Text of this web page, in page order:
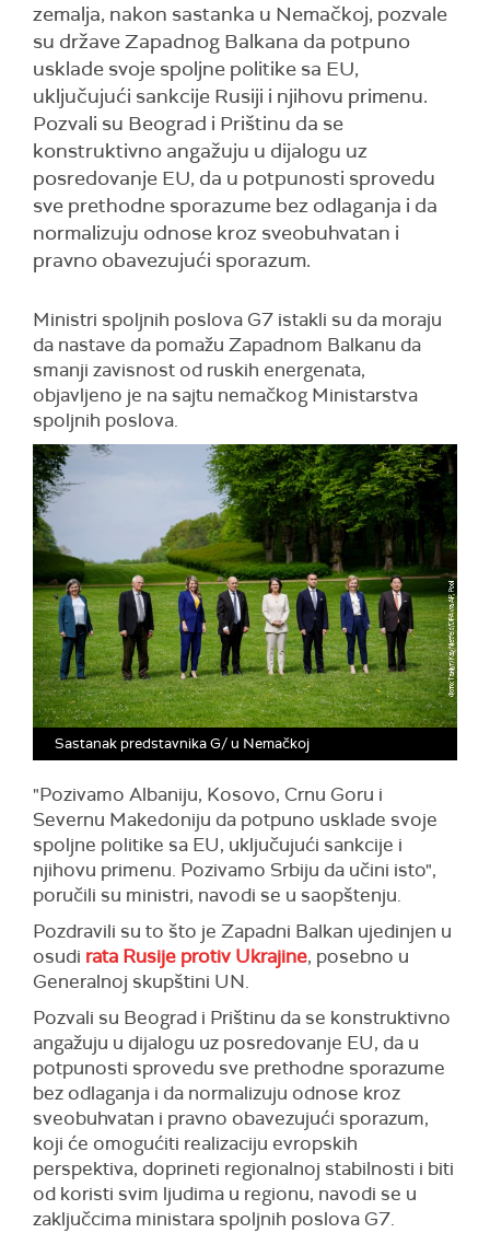
zemalja, nakon sastanka u Nemačkoj, pozvale
su države Zapadnog Balkana da potpuno
usklade svoje spoljne politike sa EU,
uključujući sankcije Rusiji i njihovu primenu.
Pozvali su Beograd i Prištinu da se
konstruktivno angažuju u dijalogu uz
posredovanje EU, da u potpunosti sprovedu
sve prethodne sporazume bez odlaganja i da
normalizuju odnose kroz sveobuhvatan i
pravno obavezujući sporazum.
Ministri spoljnih poslova G7 istakli su da moraju
da nastave da pomažu Zapadnom Balkanu da
smanji zavisnost od ruskih energenata,
objavljeno je na sajtu nemačkog Ministarstva
spoljnih poslova.
Sastanak predstavnika G/ u Nemačkoj
"Pozivamo Albaniju, Kosovo, Crnu Goru i
Severnu Makedoniju da potpuno usklade svoje
spoljne politike sa EU, uključujući sankcije i
njihovu primenu. Pozivamo Srbiju da učini isto",
poručili su ministri, navodi se u saopštenju.
Pozdravili su to što je Zapadni Balkan ujedinjen u
osudi rata Rusije protiv Ukrajine, posebno u
Generalnoj skupštini UN.
Pozvali su Beograd i Prištinu da se konstruktivno
angažuju u dijalogu uz posredovanje EU, da u
potpunosti sprovedu sve prethodne sporazume
bez odlaganja i da normalizuju odnose kroz
sveobuhvatan i pravno obavezujući sporazum,
koji će omogućiti realizaciju evropskih
perspektiva, doprineti regionalnoj stabilnosti i biti
od koristi svim ljudima u regionu, navodi se u
zaključcima ministara spoljnih poslova G7.